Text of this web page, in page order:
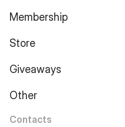
Membership
Store
Giveaways
Other
Contacts